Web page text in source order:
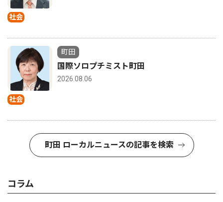
社会
社会
町田
国際ソロプチミスト町田
2026.08.06
町田 ローカルニュースの記事を検索
コラム